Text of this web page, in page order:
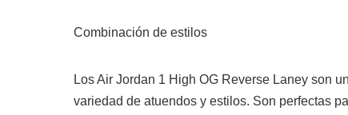
Combinación de estilos
Los Air Jordan 1 High OG Reverse Laney son
variedad de atuendos y estilos. Son perfectas